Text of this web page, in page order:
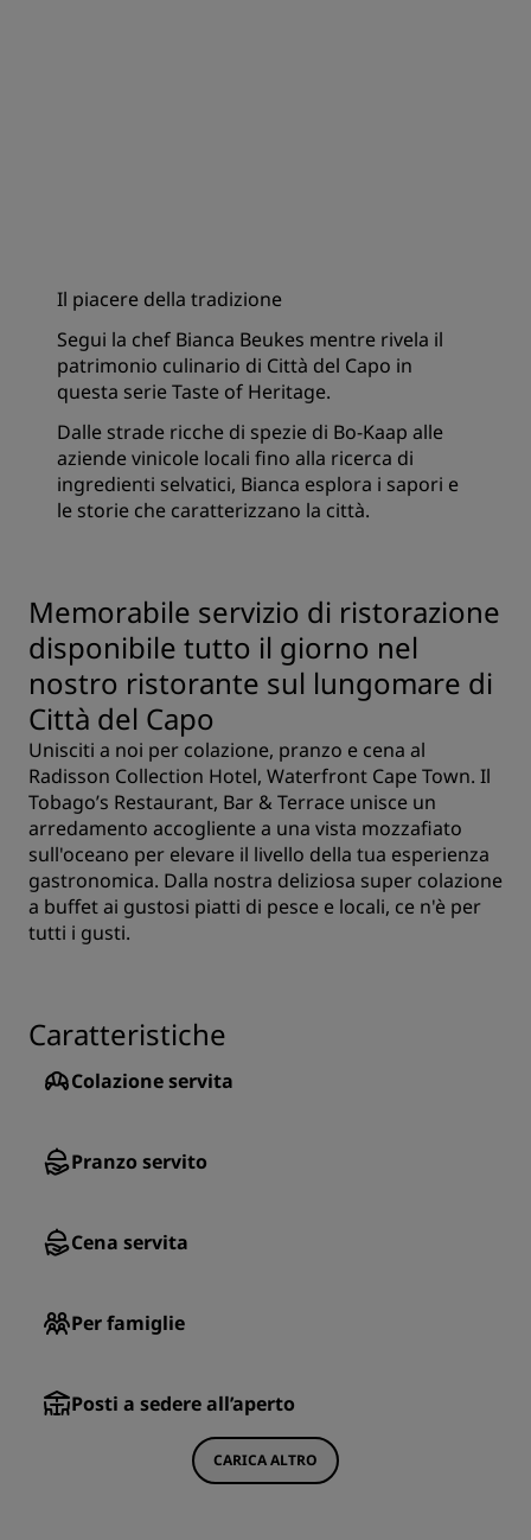
Il piacere della tradizione
Segui la chef Bianca Beukes mentre rivela il
patrimonio culinario di Città del Capo in
questa serie Taste of Heritage.
Dalle strade ricche di spezie di Bo-Kaap alle
aziende vinicole locali fino alla ricerca di
ingredienti selvatici, Bianca esplora i sapori e
le storie che caratterizzano la città.
Memorabile servizio di ristorazione
disponibile tutto il giorno nel
nostro ristorante sul lungomare di
Città del Capo
Unisciti a noi per colazione, pranzo e cena al
Radisson Collection Hotel, Waterfront Cape Town. Il
Tobago’s Restaurant, Bar & Terrace unisce un
arredamento accogliente a una vista mozzafiato
sull'oceano per elevare il livello della tua esperienza
gastronomica. Dalla nostra deliziosa super colazione
a buffet ai gustosi piatti di pesce e locali, ce n'è per
tutti i gusti.
Caratteristiche
Colazione servita
Pranzo servito
Cena servita
Per famiglie
Posti a sedere all’aperto
CARICA ALTRO